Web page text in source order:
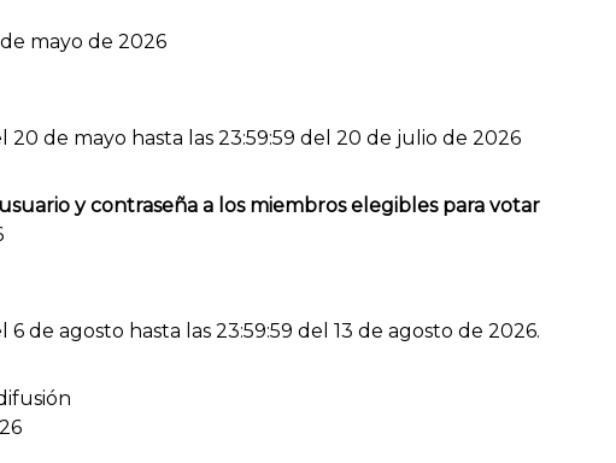
mayo de 2026
20 de mayo hasta las 23:59:59 del 20 de julio de 2026
y contraseña a los miembros elegibles para votar
6 de agosto hasta las 23:59:59 del 13 de agosto de 2026.